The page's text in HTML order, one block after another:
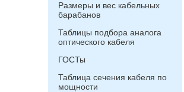
Размеры и вес кабельных
барабанов
Таблицы подбора аналога
оптического кабеля
ГОСТы
Таблица сечения кабеля по
мощности